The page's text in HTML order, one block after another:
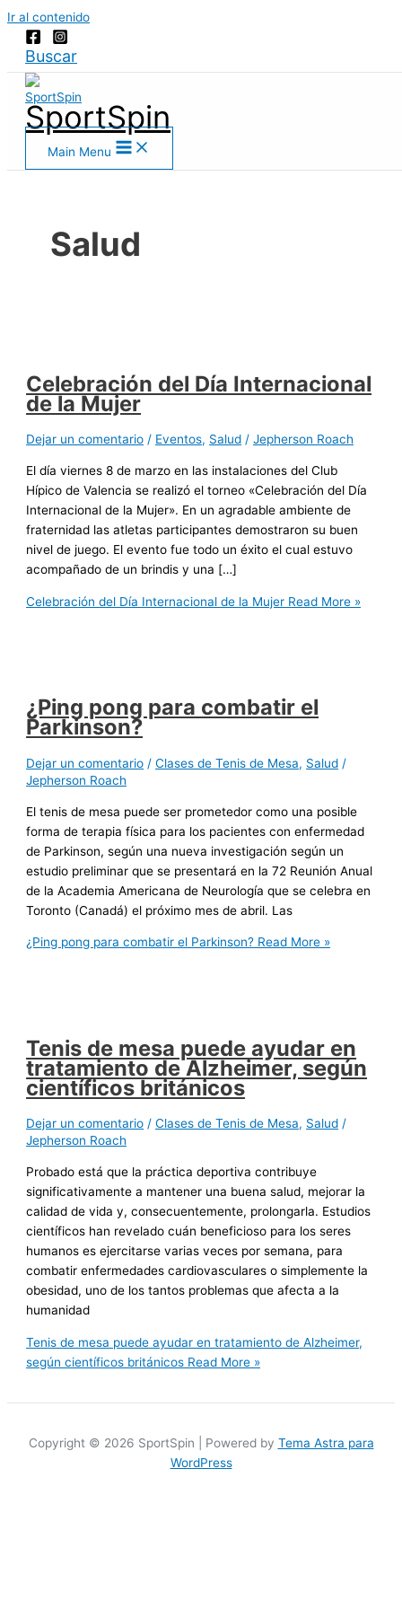
Ir al contenido
Buscar
SportSpin
Main Menu
Salud
Celebración del Día Internacional
de la Mujer
Dejar un comentario / Eventos, Salud /Jepherson Roach
El día viernes 8 de marzo en las instalaciones del Club
Hípico de Valencia se realizó el torneo «Celebración del Día
Internacional de la Mujer». En un agradable ambiente de
fraternidad las atletas participantes demostraron su buen
nivel de juego. El evento fue todo un éxito el cual estuvo
acompañado de un brindis y una […]
Celebración del Día Internacional de la Mujer Read More »
¿Ping pong para combatir el
Parkinson?
Dejar un comentario /Clases de Tenis de Mesa, Salud /
Jepherson Roach
El tenis de mesa puede ser prometedor como una posible
forma de terapia física para los pacientes con enfermedad
de Parkinson, según una nueva investigación según un
estudio preliminar que se presentará en la 72 Reunión Anual
de la Academia Americana de Neurología que se celebra en
Toronto (Canadá) el próximo mes de abril. Las
¿Ping pong para combatir el Parkinson? Read More »
Tenis de mesa puede ayudar en
tratamiento de Alzheimer, según
científicos británicos
Dejar un comentario /Clases de Tenis de Mesa, Salud /
Jepherson Roach
Probado está que la práctica deportiva contribuye
significativamente a mantener una buena salud, mejorar la
calidad de vida y, consecuentemente, prolongarla. Estudios
científicos han revelado cuán beneficioso para los seres
humanos es ejercitarse varias veces por semana, para
combatir enfermedades cardiovasculares o simplemente la
obesidad, uno de los tantos problemas que afecta a la
humanidad
Tenis de mesa puede ayudar en tratamiento de Alzheimer,
según científicos británicos Read More »
Copyright © 2026 SportSpin | Powered by Tema Astra para
WordPress